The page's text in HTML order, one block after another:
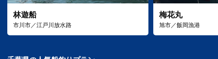
林遊船
市川市／江戸川放水路
梅花丸
旭市／飯岡漁港